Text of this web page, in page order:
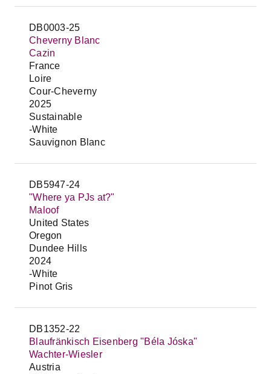
DB0003-25
Cheverny Blanc
Cazin
France
Loire
Cour-Cheverny
2025
Sustainable
-White
Sauvignon Blanc
DB5947-24
"Where ya PJs at?"
Maloof
United States
Oregon
Dundee Hills
2024
-White
Pinot Gris
DB1352-22
Blaufränkisch Eisenberg "Béla Jóska"
Wachter-Wiesler
Austria